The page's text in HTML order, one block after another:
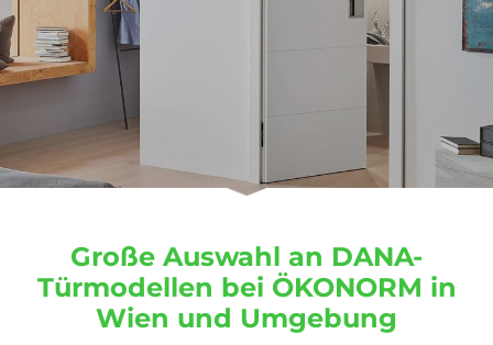
Große Auswahl an DANA-
Türmodellen bei ÖKONORM in
Wien und Umgebung